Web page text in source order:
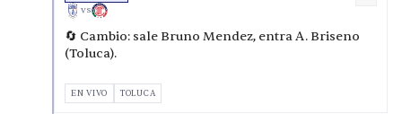
VS
🔄 Cambio: sale Bruno Mendez, entra A. Briseno
(Toluca).
EN VIVO TOLUCA